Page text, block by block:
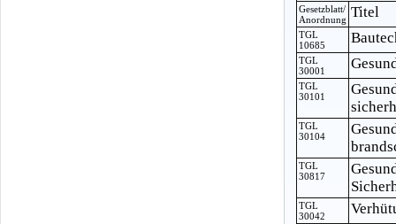
Gesetzblatt/
Anordnung Titel
TGL
10685
TGL
30001
TGL
30101
TGL
30104
TGL
30817
TGL
30042